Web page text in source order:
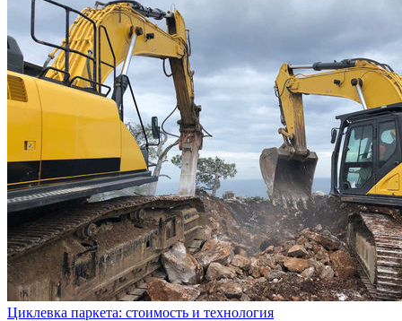
Циклевка паркета: стоимость и технология